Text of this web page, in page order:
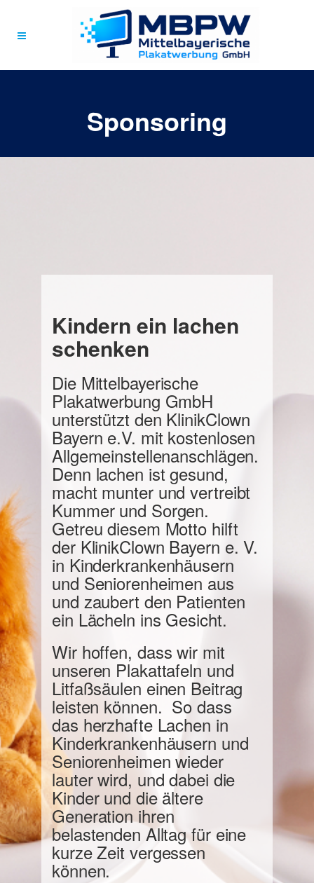
Sponsoring
Kindern ein lachen
schenken
Die Mittelbayerische
Plakatwerbung GmbH
unterstützt den KlinikClown
Bayern e.V. mit kostenlosen
Allgemeinstellenanschlägen.
Denn lachen ist gesund,
macht munter und vertreibt
Kummer und Sorgen.
Getreu diesem Motto hilft
der KlinikClown Bayern e. V.
in Kinderkrankenhäusern
und Seniorenheimen aus
und zaubert den Patienten
ein Lächeln ins Gesicht.
Wir hoffen, dass wir mit
unseren Plakattafeln und
Litfaßsäulen einen Beitrag
leisten können. So dass
das herzhafte Lachen in
Kinderkrankenhäusern und
Seniorenheimen wieder
lauter wird, und dabei die
Kinder und die ältere
Generation ihren
belastenden Alltag für eine
kurze Zeit vergessen
können.